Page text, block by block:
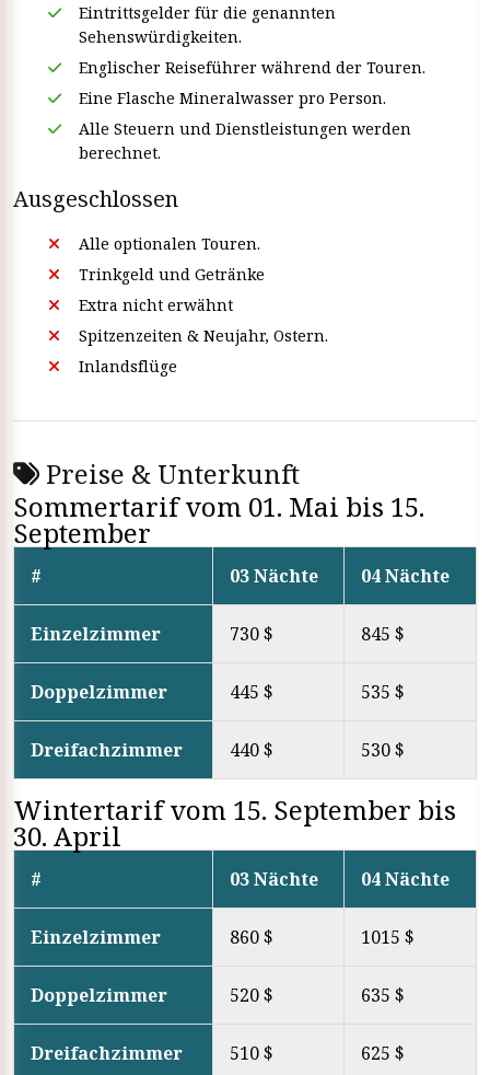
Eintrittsgelder für die genannten
Sehenswürdigkeiten.
Englischer Reiseführer während der Touren.
Eine Flasche Mineralwasser pro Person.
Alle Steuern und Dienstleistungen werden
berechnet.
Ausgeschlossen
Alle optionalen Touren.
Trinkgeld und Getränke
Extra nicht erwähnt
Spitzenzeiten & Neujahr, Ostern.
Inlandsflüge
Preise & Unterkunft
Sommertarif vom 01. Mai bis 15.
September
# 03 Nächte 04 Nächte
Einzelzimmer 730 $ 845 $
Doppelzimmer 445 $ 535 $
Dreifachzimmer 440 $ 530 $
Wintertarif vom 15. September bis
30. April
# 03 Nächte 04 Nächte
Einzelzimmer 860 $ 1015 $
Doppelzimmer 520 $ 635 $
Dreifachzimmer 510 $ 625 $